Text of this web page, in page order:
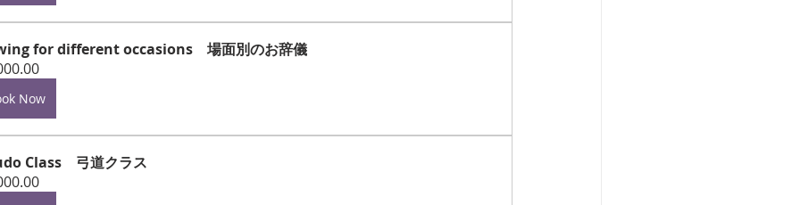
for different occasions　場面別のお辞儀
Now
Class　弓道クラス